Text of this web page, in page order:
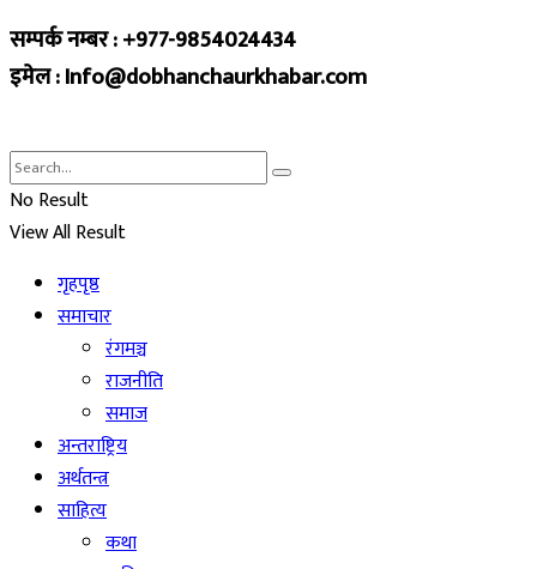
सम्पर्क नम्बर : +977-9854024434
इमेल : Info@dobhanchaurkhabar.com
No Result
View All Result
गृहपृष्ठ
समाचार
रंगमञ्च
राजनीति
समाज
अन्तराष्ट्रिय
अर्थतन्त्र
साहित्य
कथा